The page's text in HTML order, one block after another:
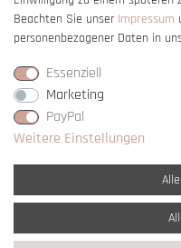
* Alle Preise verstehen sich
Beachten Sie unser Impressum
personenbezogener Daten in
Essenziell
Marketing
PayPal
Weitere Einstellungen